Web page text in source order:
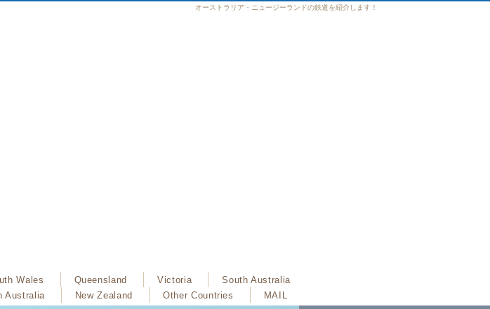
オーストラリア・ニュージーランドの鉄道を紹介します！
Wales Queensland Victoria
South Australia
Australia
New Zealand Other Countries MAIL